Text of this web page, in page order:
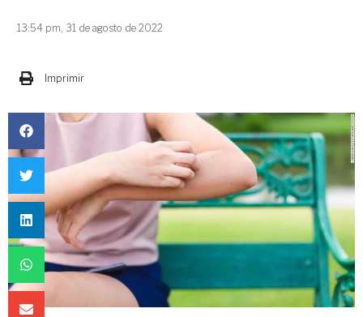
13:54 pm, 31 de agosto de 2022
Imprimir